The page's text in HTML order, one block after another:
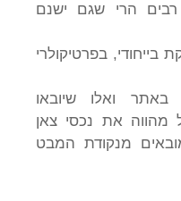
הרי שגם ישנם
בייחודי, בפרטיקולרי
ואלו שיובאו
את נכסי צאן
מנקודת המבט